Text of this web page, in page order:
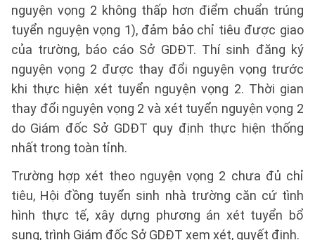
nguyện vọng 2 không thấp hơn điểm chuẩn trúng
tuyển nguyện vọng 1), đảm bảo chỉ tiêu được giao
của trường, báo cáo Sở GDĐT. Thí sinh đăng ký
nguyện vọng 2 được thay đổi nguyện vọng trước
khi thực hiện xét tuyển nguyện vọng 2. Thời gian
thay đổi nguyện vọng 2 và xét tuyển nguyện vọng 2
do Giám đốc Sở GDĐT quy định thực hiện thống
nhất trong toàn tỉnh.
Trường hợp xét theo nguyện vọng 2 chưa đủ chỉ
tiêu, Hội đồng tuyển sinh nhà trường căn cứ tình
hình thực tế, xây dựng phương án xét tuyển bổ
sung, trình Giám đốc Sở GDĐT xem xét, quyết định.